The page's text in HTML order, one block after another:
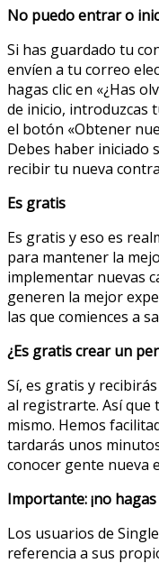
No puedo entrar o
Si has guardado tu
envíen a tu correo
hagas clic en «¿Has
de inicio, introduzcas
el botón «Obtener
Debes haber iniciado
recibir tu nueva
Es gratis
Es gratis y eso es
para mantener la
implementar nuevas
generen la mejor
las que comiences a
¿Es gratis crear un
Sí, es gratis y
al registrarte. Así que
mismo. Hemos
tardarás unos
conocer gente nueva
Importante: ¡no
Los usuarios de
referencia a sus